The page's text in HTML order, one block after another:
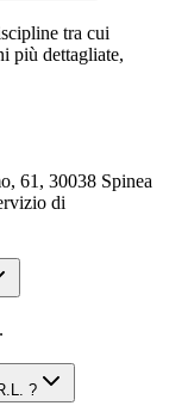
tra cui
più dettagliate,
61, 30038 Spinea
di
?